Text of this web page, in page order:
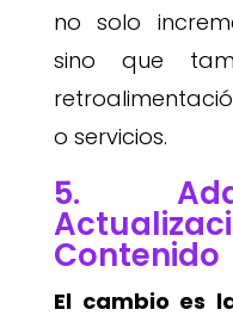
no solo
sino que
o servicios.
5.
Contenido
El cambio es